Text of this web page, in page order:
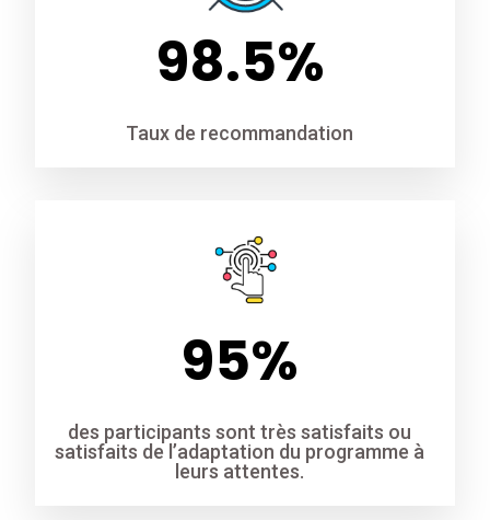
98.5%
Taux de recommandation
95%
des participants sont très satisfaits ou
satisfaits de l’adaptation du programme à
leurs attentes.